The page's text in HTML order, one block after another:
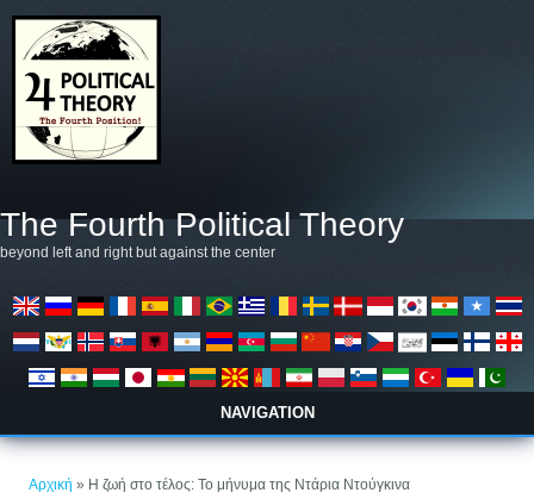
The Fourth Political Theory
beyond left and right but against the center
NAVIGATION
Αρχική » Η ζωή στο τέλος: Το μήνυμα της Ντάρια Ντούγκινα